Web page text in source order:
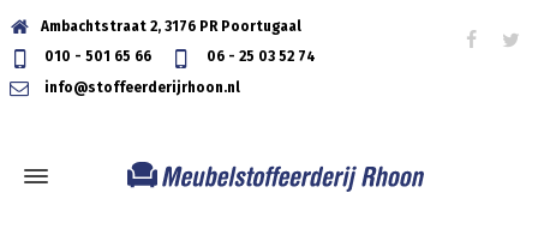
Ambachtstraat 2, 3176 PR Poortugaal
010 - 501 65 66
06 - 25 03 52 74
info@stoffeerderijrhoon.nl